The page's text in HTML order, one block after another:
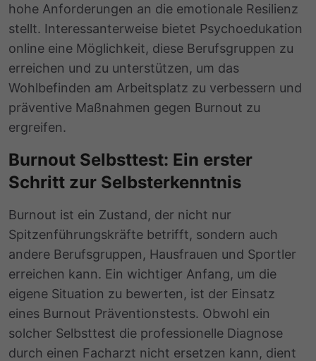
hohe Anforderungen an die emotionale Resilienz
stellt. Interessanterweise bietet Psychoedukation
online eine Möglichkeit, diese Berufsgruppen zu
erreichen und zu unterstützen, um das
Wohlbefinden am Arbeitsplatz zu verbessern und
präventive Maßnahmen gegen Burnout zu
ergreifen.
Burnout Selbsttest: Ein erster
Schritt zur Selbsterkenntnis
Burnout ist ein Zustand, der nicht nur
Spitzenführungskräfte betrifft, sondern auch
andere Berufsgruppen, Hausfrauen und Sportler
erreichen kann. Ein wichtiger Anfang, um die
eigene Situation zu bewerten, ist der Einsatz
eines Burnout Präventionstests. Obwohl ein
solcher Selbsttest die professionelle Diagnose
durch einen Facharzt nicht ersetzen kann, dient